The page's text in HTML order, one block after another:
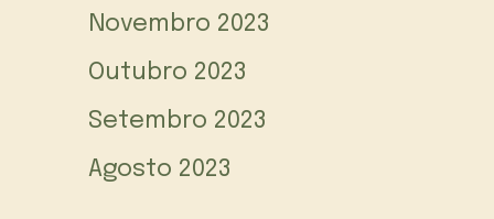
Novembro 2023
Outubro 2023
Setembro 2023
Agosto 2023